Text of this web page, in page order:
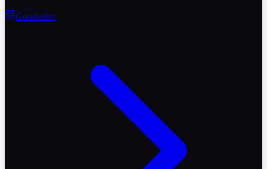
Gönderiler